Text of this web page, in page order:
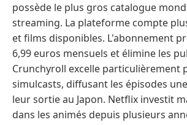
possède le plus gros catalogue
streaming. La plateforme compte
et films disponibles. L'abonnement
6,99 euros mensuels et élimine les
Crunchyroll excelle particulièrement
simulcasts, diffusant les épisodes
leur sortie au Japon. Netflix investit
dans les animés depuis plusieurs